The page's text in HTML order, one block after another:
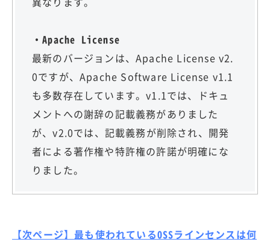
・Apache License
最新のバージョンは、Apache License v2.
0ですが、Apache Software License v1.1
も多数存在しています。v1.1では、ドキュ
メントへの謝辞の記載義務がありました
が、v2.0では、記載義務が削除され、開発
者による著作権や特許権の許諾が明確にな
りました。
【次ページ】最も使われているOSSラインセンスは何